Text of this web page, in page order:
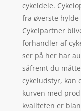
cykeldele.
fra øverste
Cykelpartner
forhandler af
ser på her har
såfremt du
cykeludstyr, kan
kurven med
kvaliteten er